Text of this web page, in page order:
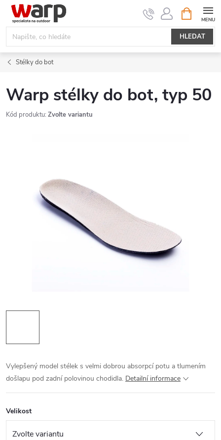
Přejít
obsah
HLEDAT
NÁKUPNÍ
KOŠÍK
Stélky do bot
Warp stélky do bot, typ 50
Kód produktu: Zvolte variantu
Vylepšený model stélek s velmi dobrou absorpcí potu a tlumením
došlapu pod zadní polovinou chodidla. Detailní informace
Velikost